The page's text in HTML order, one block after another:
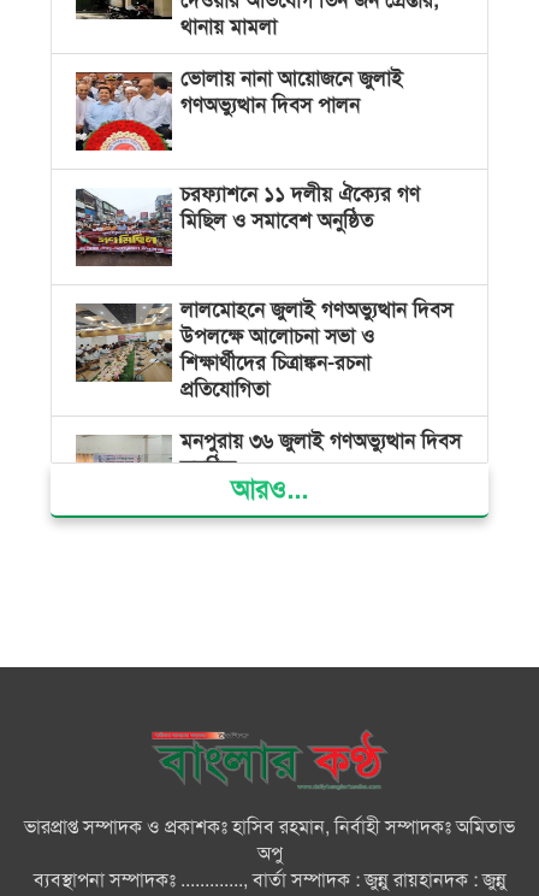
থানায় মামলা
ভোলায় নানা আয়োজনে জুলাই
গণঅভ্যুত্থান দিবস পালন
চরফ্যাশনে ১১ দলীয় ঐক্যের গণ
মিছিল ও সমাবেশ অনুষ্ঠিত
লালমোহনে জুলাই গণঅভ্যুত্থান দিবস
উপলক্ষে আলোচনা সভা ও
শিক্ষার্থীদের চিত্রাঙ্কন-রচনা
প্রতিযোগিতা
মনপুরায় ৩৬ জুলাই গণঅভ্যুত্থান দিবস
অনুষ্ঠিত
দৌলতখানে গণঅভ্যুত্থান দিবস পালন
জুলাই শহিদ পরিবার ও যোদ্ধাদের
মর্যাদা নিশ্চিত করা সরকারের পবিত্র
দায়িত্ব : ভারপ্রাপ্ত রাষ্ট্রপতি
রাষ্ট্রীয় অনুষ্ঠানে বিশৃঙ্খলা ও ‘ভুয়া’
আরও...
ভারপ্রাপ্ত সম্পাদক ও প্রকাশকঃ হাসিব রহমান, নির্বাহী সম্পাদকঃ অমিতাভ
অপু
ব্যবস্থাপনা সম্পাদকঃ ............., বার্তা সম্পাদক : জুন্নু রায়হানদক : জুন্নু